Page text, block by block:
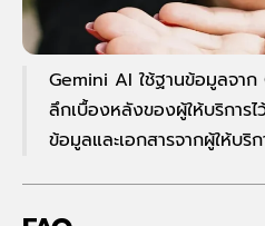
Gemini AI ใช้ฐานข้อมูลจา
ลึกเบื้องหลังของผู้ให้บริการ
ข้อมูลและเอกสารจากผู้ให้บริ